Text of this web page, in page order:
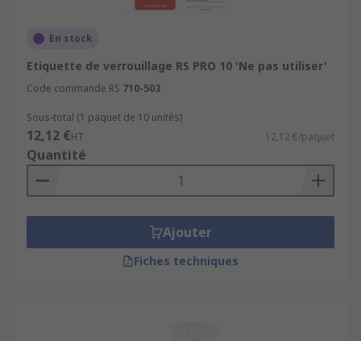
En stock
Etiquette de verrouillage RS PRO 10 'Ne pas utiliser'
Code commande RS 710-503
Sous-total (1 paquet de 10 unités)
12,12 €HT 12,12 €/paquet
Quantité
Ajouter
Fiches techniques